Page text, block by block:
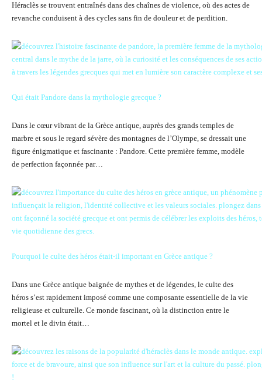
Héraclès se trouvent entraînés dans des chaînes de violence, où des actes de
revanche conduisent à des cycles sans fin de douleur et de perdition.
Qui était Pandore dans la mythologie grecque ?
Dans le cœur vibrant de la Grèce antique, auprès des grands temples de
marbre et sous le regard sévère des montagnes de l’Olympe, se dressait une
figure énigmatique et fascinante : Pandore. Cette première femme, modèle
de perfection façonnée par…
Pourquoi le culte des héros était-il important en Grèce antique ?
Dans une Grèce antique baignée de mythes et de légendes, le culte des
héros s’est rapidement imposé comme une composante essentielle de la vie
religieuse et culturelle. Ce monde fascinant, où la distinction entre le
mortel et le divin était…